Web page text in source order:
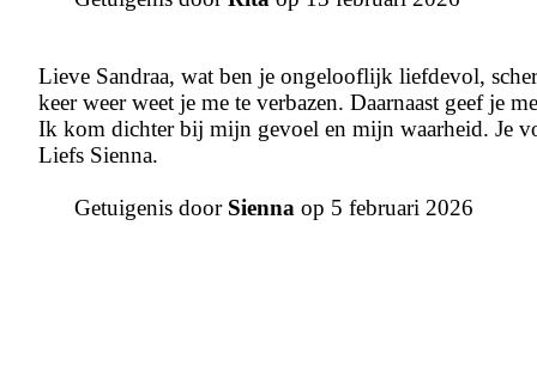
Lieve Sandraa, wat ben je ongelooflijk liefdevol,
keer weer weet je me te verbazen. Daarnaast geef je
Ik kom dichter bij mijn gevoel en mijn waarheid. Je
Liefs Sienna.
Getuigenis door Sienna op 5 februari 2026